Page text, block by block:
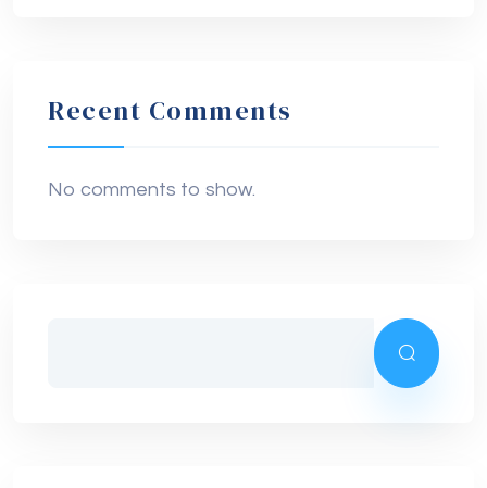
Recent Comments
No comments to show.